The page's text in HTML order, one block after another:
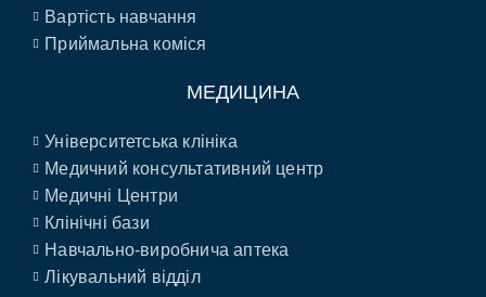
Вартість навчання
Приймальна коміся
МЕДИЦИНА
Університетська клініка
Медичний консультативний центр
Медичні Центри
Клінічні бази
Навчально-виробнича аптека
Лікувальний відділ